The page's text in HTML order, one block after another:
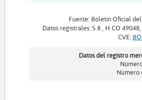
Fuente: Boletín Oficial
Datos registrales: S 8 , H CO
CVE:
Datos del registro
Número